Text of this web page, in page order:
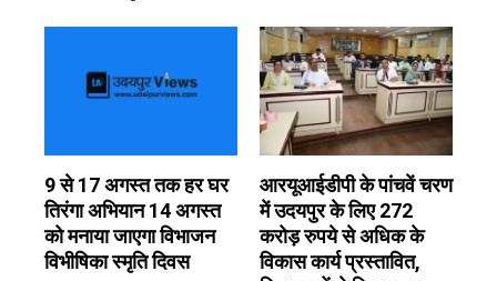
9 से 17 अगस्त तक हर घर
तिरंगा अभियान 14 अगस्त
को मनाया जाएगा विभाजन
विभीषिका स्मृति दिवस
आरयूआईडीपी के पांचवें चरण
में उदयपुर के लिए 272
करोड़ रुपये से अधिक के
विकास कार्य प्रस्तावित,